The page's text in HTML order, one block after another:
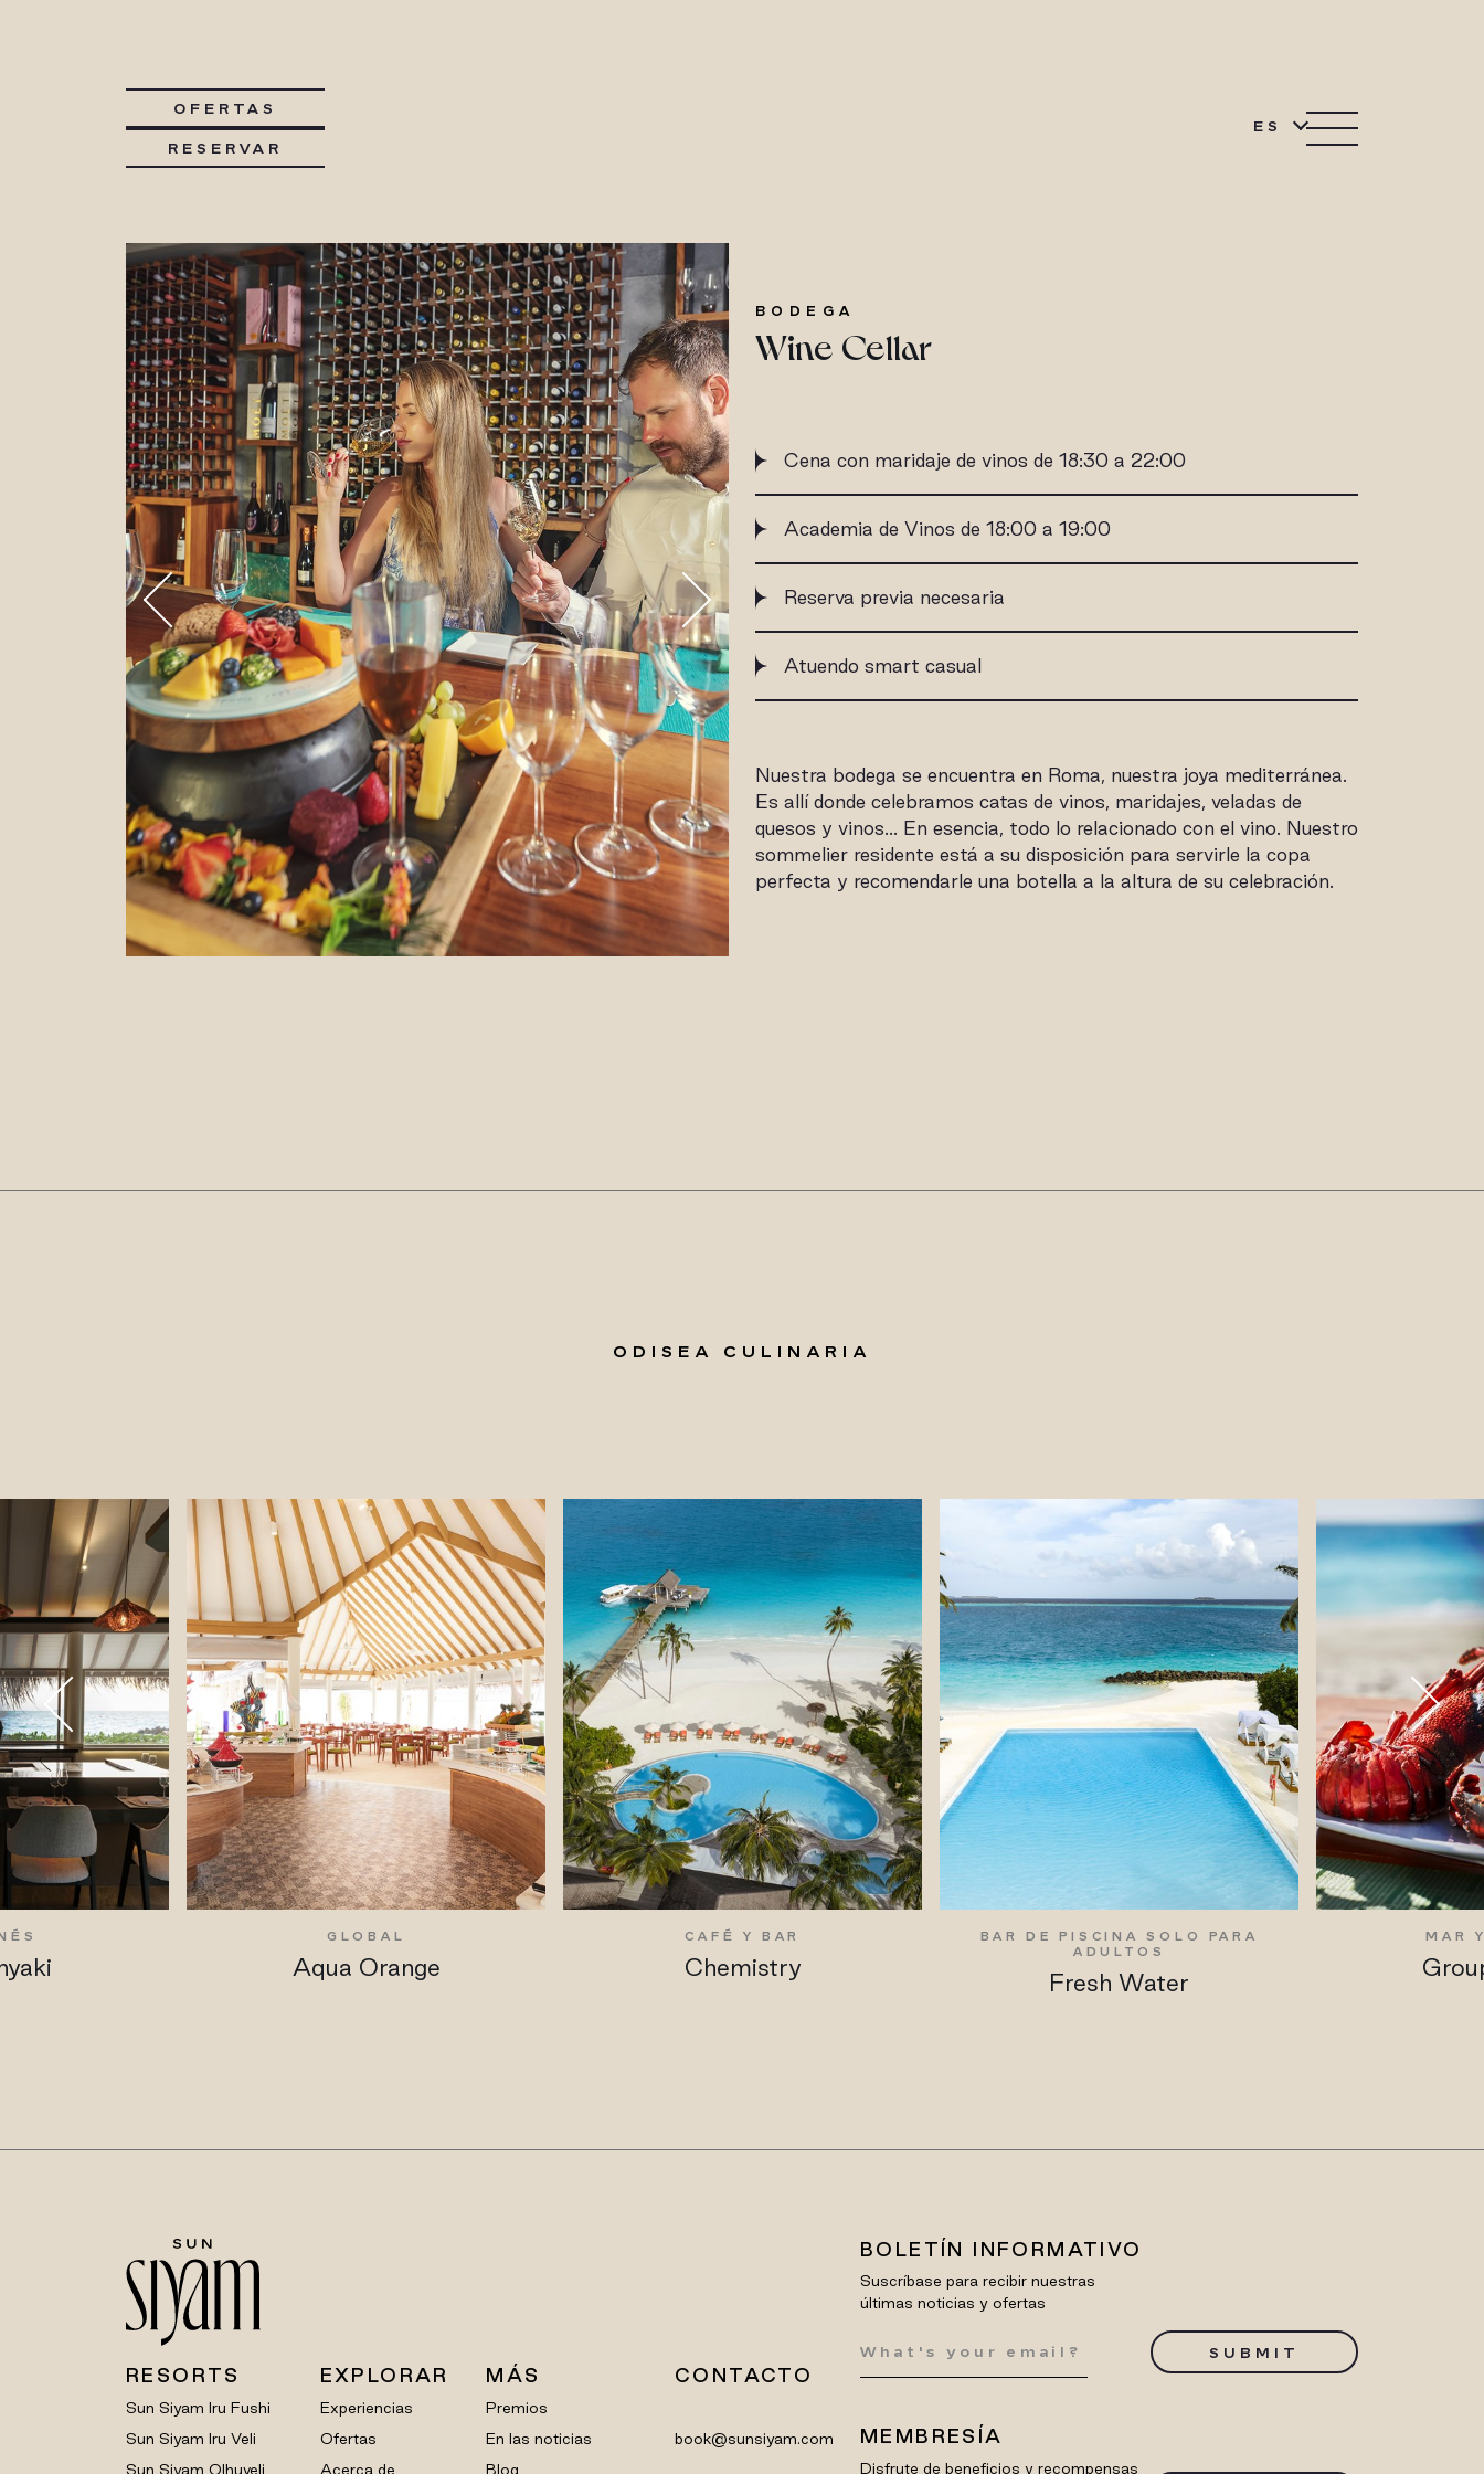
OFERTAS
RESERVAR
ES
BODEGA
Wine Cellar
Cena con maridaje de vinos de 18:30 a 22:00
Academia de Vinos de 18:00 a 19:00
Reserva previa necesaria
Atuendo smart casual
Nuestra bodega se encuentra en Roma, nuestra joya mediterránea.
Es allí donde celebramos catas de vinos, maridajes, veladas de
quesos y vinos… En esencia, todo lo relacionado con el vino. Nuestro
sommelier residente está a su disposición para servirle la copa
perfecta y recomendarle una botella a la altura de su celebración.
ODISEA CULINARIA
GLOBAL
Aqua Orange
CAFÉ Y BAR
Chemistry
BAR DE PISCINA SOLO PARA
ADULTOS
Fresh Water
MAR
RESORTS
Sun Siyam Iru Fushi
Sun Siyam Iru Veli
Sun Siyam Olhuveli
EXPLORAR
Experiencias
Ofertas
Acerca de
MÁS
Premios
En las noticias
Blog
CONTACTO
book@sunsiyam.com
BOLETÍN INFORMATIVO
Suscríbase para recibir nuestras
últimas noticias y ofertas
SUBMIT
MEMBRESÍA
Disfrute de beneficios y recompensas